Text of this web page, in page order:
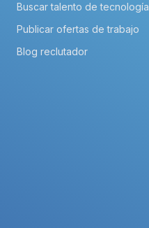
Buscar talento de tecnología
Publicar ofertas de trabajo
Blog reclutador